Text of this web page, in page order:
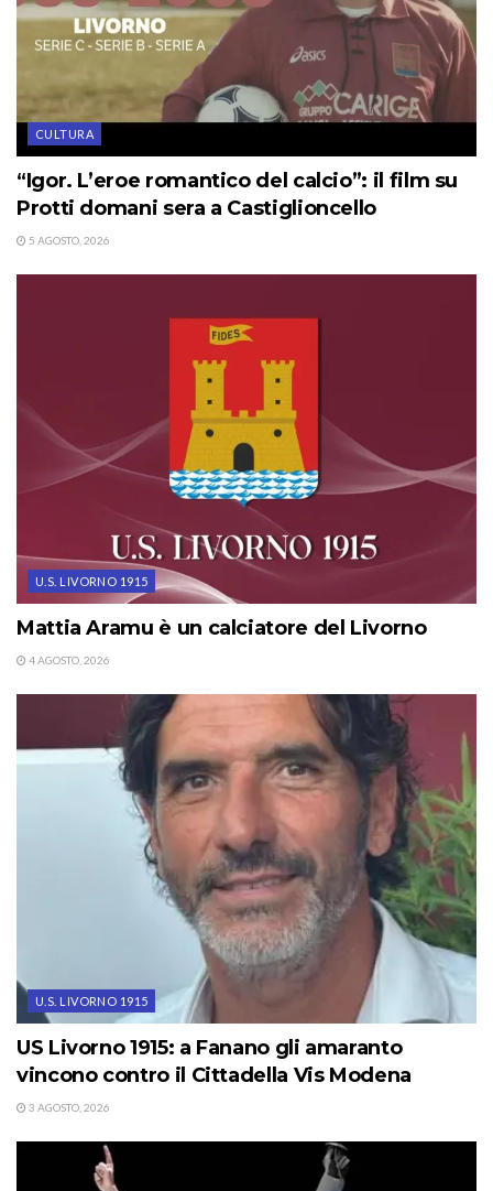
CULTURA
“Igor. L’eroe romantico del calcio”: il film su
Protti domani sera a Castiglioncello
5 AGOSTO, 2026
U.S. LIVORNO 1915
Mattia Aramu è un calciatore del Livorno
4 AGOSTO, 2026
U.S. LIVORNO 1915
US Livorno 1915: a Fanano gli amaranto
vincono contro il Cittadella Vis Modena
3 AGOSTO, 2026